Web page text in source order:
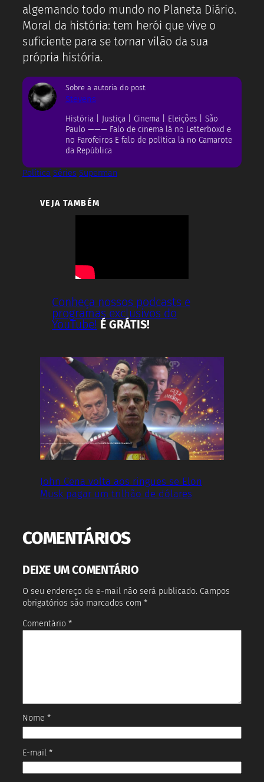
algemando todo mundo no Planeta Diário.
Moral da história: tem herói que vive o
suficiente para se tornar vilão da sua
própria história.
Sobre a autoria do post:
Stevens
História | Justiça | Cinema | Eleições | São
Paulo ——— Falo de cinema lá no Letterboxd e
no Farofeiros E falo de política lá no Camarote
da República
Política Séries Superman
VEJA TAMBÉM
Conheça nossos podcasts e
programas exclusivos do
YouTube! É GRÁTIS!
John Cena volta aos ringues se Elon
Musk pagar um trilhão de dólares
COMENTÁRIOS
DEIXE UM COMENTÁRIO
O seu endereço de e-mail não será publicado. Campos
obrigatórios são marcados com *
Comentário *
Nome *
E-mail *